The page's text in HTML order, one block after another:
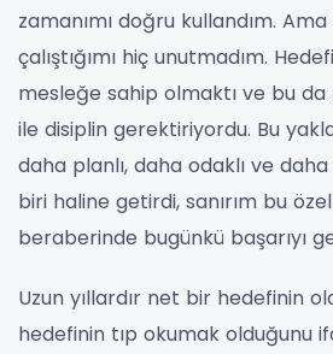
zamanımı doğru kullandım.
çalıştığımı hiç unutmadım.
mesleğe sahip olmaktı ve bu da
ile disiplin gerektiriyordu. Bu
daha planlı, daha odaklı ve
biri haline getirdi, sanırım bu
beraberinde bugünkü başarıyı
Uzun yıllardır net bir hedefinin
hedefinin tıp okumak olduğunu